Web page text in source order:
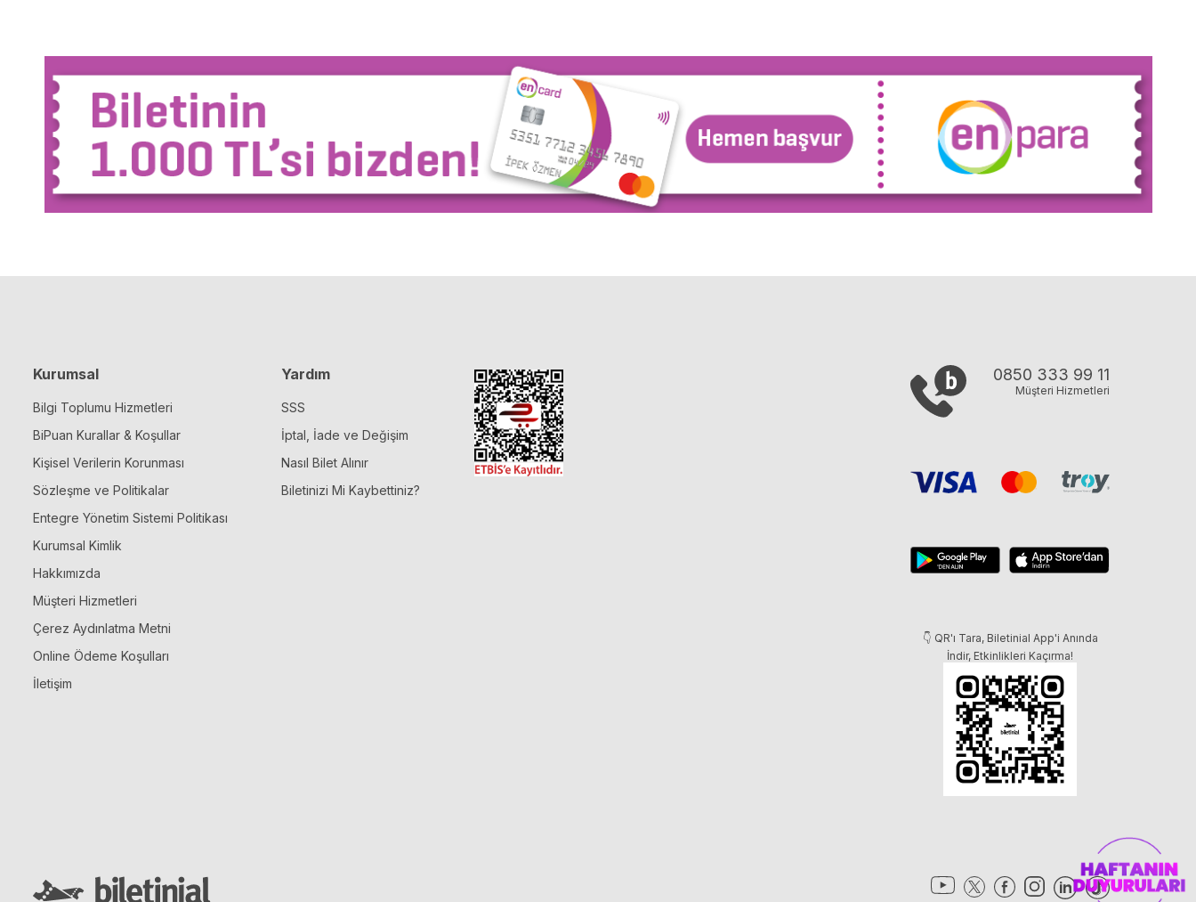
Kurumsal
Bilgi Toplumu Hizmetleri
BiPuan Kurallar & Koşullar
Kişisel Verilerin Korunması
Sözleşme ve Politikalar
Entegre Yönetim Sistemi Politikası
Kurumsal Kimlik
Hakkımızda
Müşteri Hizmetleri
Çerez Aydınlatma Metni
Online Ödeme Koşulları
İletişim
Yardım
SSS
İptal, İade ve Değişim
Nasıl Bilet Alınır
Biletinizi Mi Kaybettiniz?
0850 333 99 11
Müşteri Hizmetleri
👇 QR'ı Tara, Biletinial App'i Anında
İndir, Etkinlikleri Kaçırma!